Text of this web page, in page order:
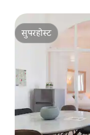
सुपरहोस्ट
सुपरहोस्ट